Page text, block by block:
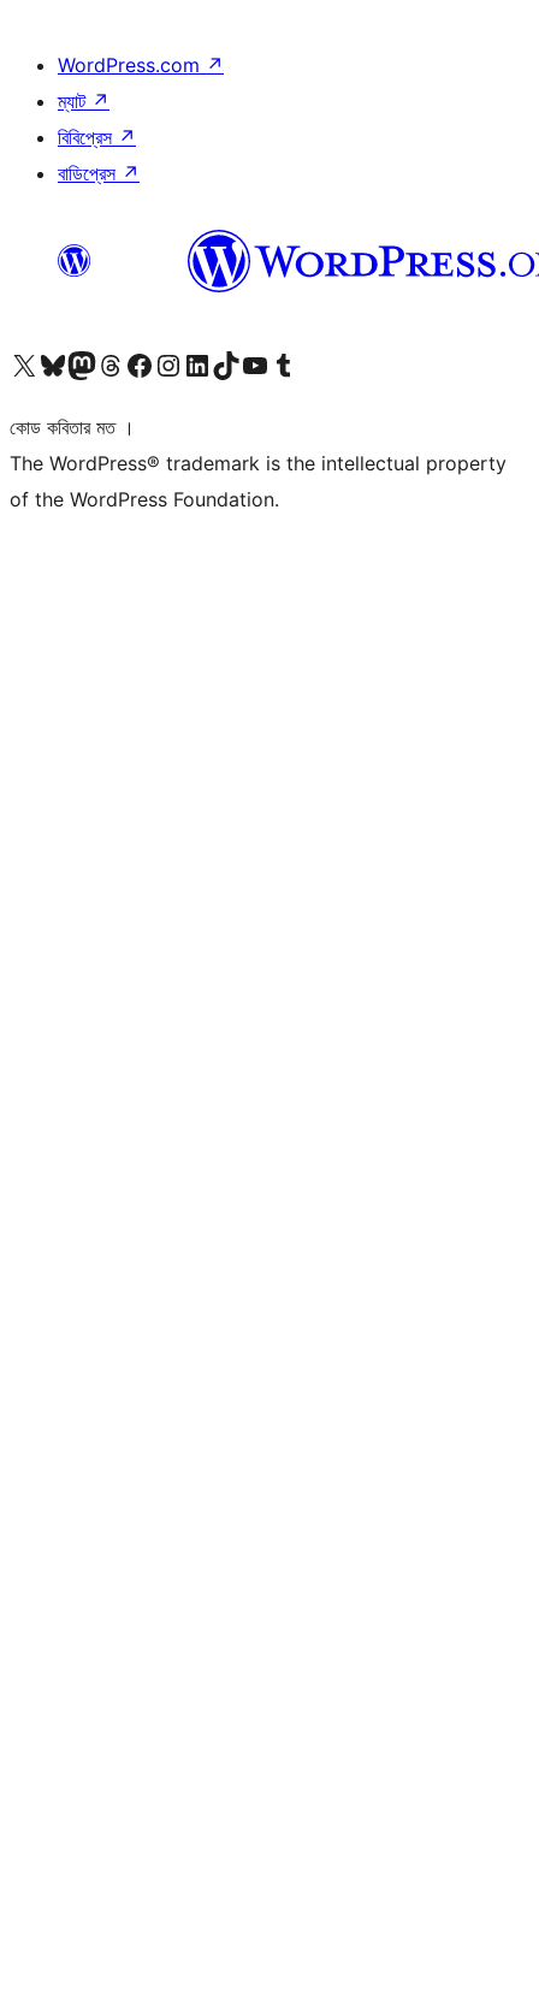
WordPress.com ↗
ম্যাট ↗
বিবিপ্রেস ↗
বাডিপ্রেস ↗
আমাদের X (আগের টুইটার) অ্যাকাউন্টে যানআমাদের Bluesky অ্যাকাউন্টটি দেখুনআমাদের মাস্টোডন অ্যাকাউন্টটি দেখুনআমাদের থ্রেডস অ্যাকাউন্টটি দেখুনআমাদের ফেসবুক পেজ দেখুনআমাদের ইন্সটাগ্রাম অ্যাকাউন্ট দেখুনআমাদের লিঙ্কডইন অ্যাকাউন্টে যানআমাদের TikTok অ্যাকাউন্টটি দেখুনআমাদের ইউটিউব চ্যানেলে যান আমাদের টাম্বলার অ্যাকাউন্ট দেখুন
কোড কবিতার মত ।
The WordPress® trademark is the intellectual property
of the WordPress Foundation.